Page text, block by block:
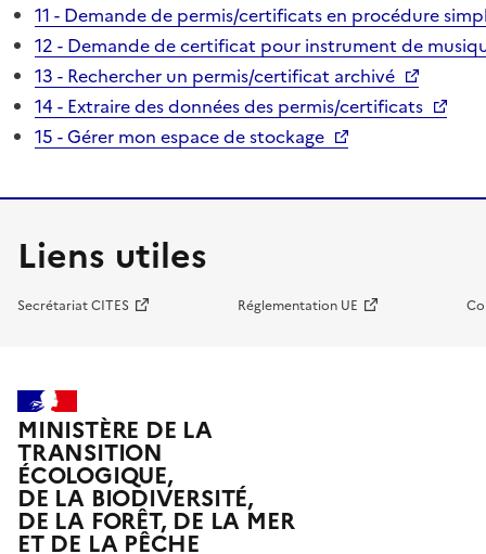
11 - Demande de permis/certificats en procédure
12 - Demande de certificat pour instrument de
13 - Rechercher un permis/certificat archivé
14 - Extraire des données des permis/certificats
15 - Gérer mon espace de stockage
Liens utiles
Secrétariat CITES Réglementation UE
MINISTÈRE DE LA
TRANSITION
ÉCOLOGIQUE,
DE LA BIODIVERSITÉ,
DE LA FORÊT, DE LA MER
ET DE LA PÊCHE